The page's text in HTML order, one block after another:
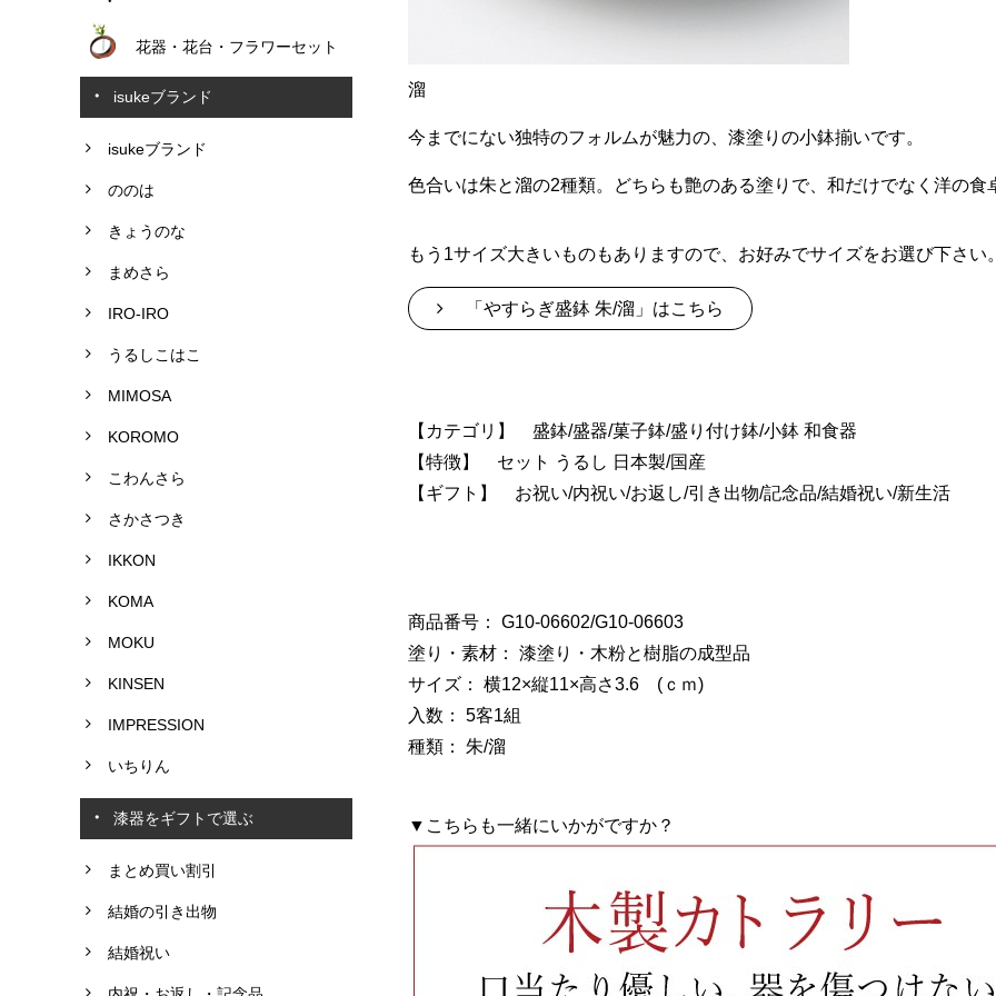
花器・花台・フラワーセット
isukeブランド
isukeブランド
ののは
きょうのな
まめさら
IRO-IRO
うるしこはこ
MIMOSA
KOROMO
こわんさら
さかさつき
IKKON
KOMA
MOKU
KINSEN
IMPRESSION
いちりん
漆器をギフトで選ぶ
まとめ買い割引
結婚の引き出物
結婚祝い
溜
今までにない独特のフォルムが魅力の、漆塗りの小鉢揃いです。
色合いは朱と溜の2種類。どちらも艶のある塗りで、和だけでなく洋の食
もう1サイズ大きいものもありますので、お好みでサイズをお選び下さい。
「やすらぎ盛鉢 朱/溜」はこちら
【カテゴリ】 盛鉢/盛器/菓子鉢/盛り付け鉢/小鉢 和食器
【特徴】 セット うるし 日本製/国産
【ギフト】 お祝い/内祝い/お返し/引き出物/記念品/結婚祝い/新生活
商品番号： G10-06602/G10-06603
塗り・素材： 漆塗り・木粉と樹脂の成型品
サイズ： 横12×縦11×高さ3.6 (ｃｍ)
入数： 5客1組
種類： 朱/溜
▼こちらも一緒にいかがですか？